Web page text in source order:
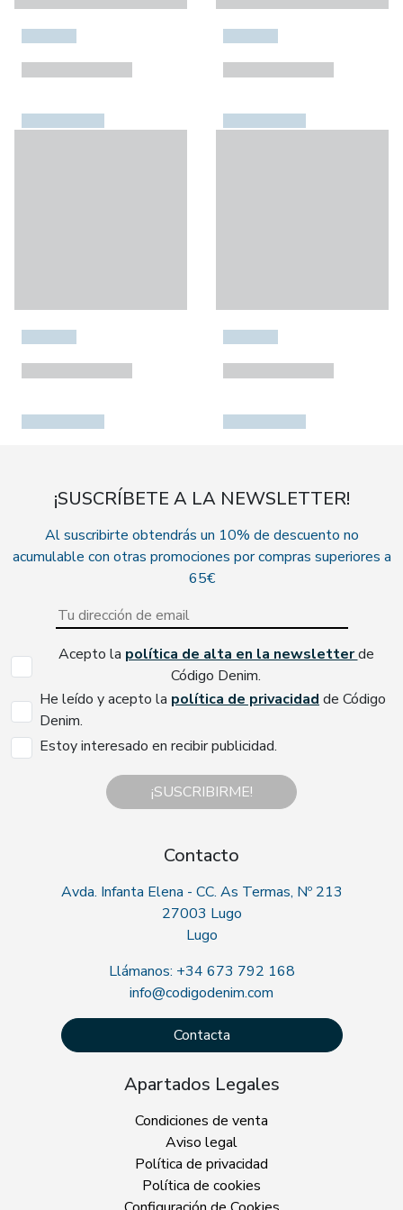
¡SUSCRÍBETE A LA NEWSLETTER!
Al suscribirte obtendrás un 10% de descuento no
acumulable con otras promociones por compras superiores a
65€
Acepto la política de alta en la newsletterde
Código Denim.
He leído y acepto la política de privacidadde Código
Denim.
Estoy interesado en recibir publicidad.
¡SUSCRIBIRME!
Contacto
Avda. Infanta Elena - CC. As Termas, Nº 213
27003 Lugo
Lugo
Llámanos: +34 673 792 168
info@codigodenim.com
Contacta
Apartados Legales
Condiciones de venta
Aviso legal
Política de privacidad
Política de cookies